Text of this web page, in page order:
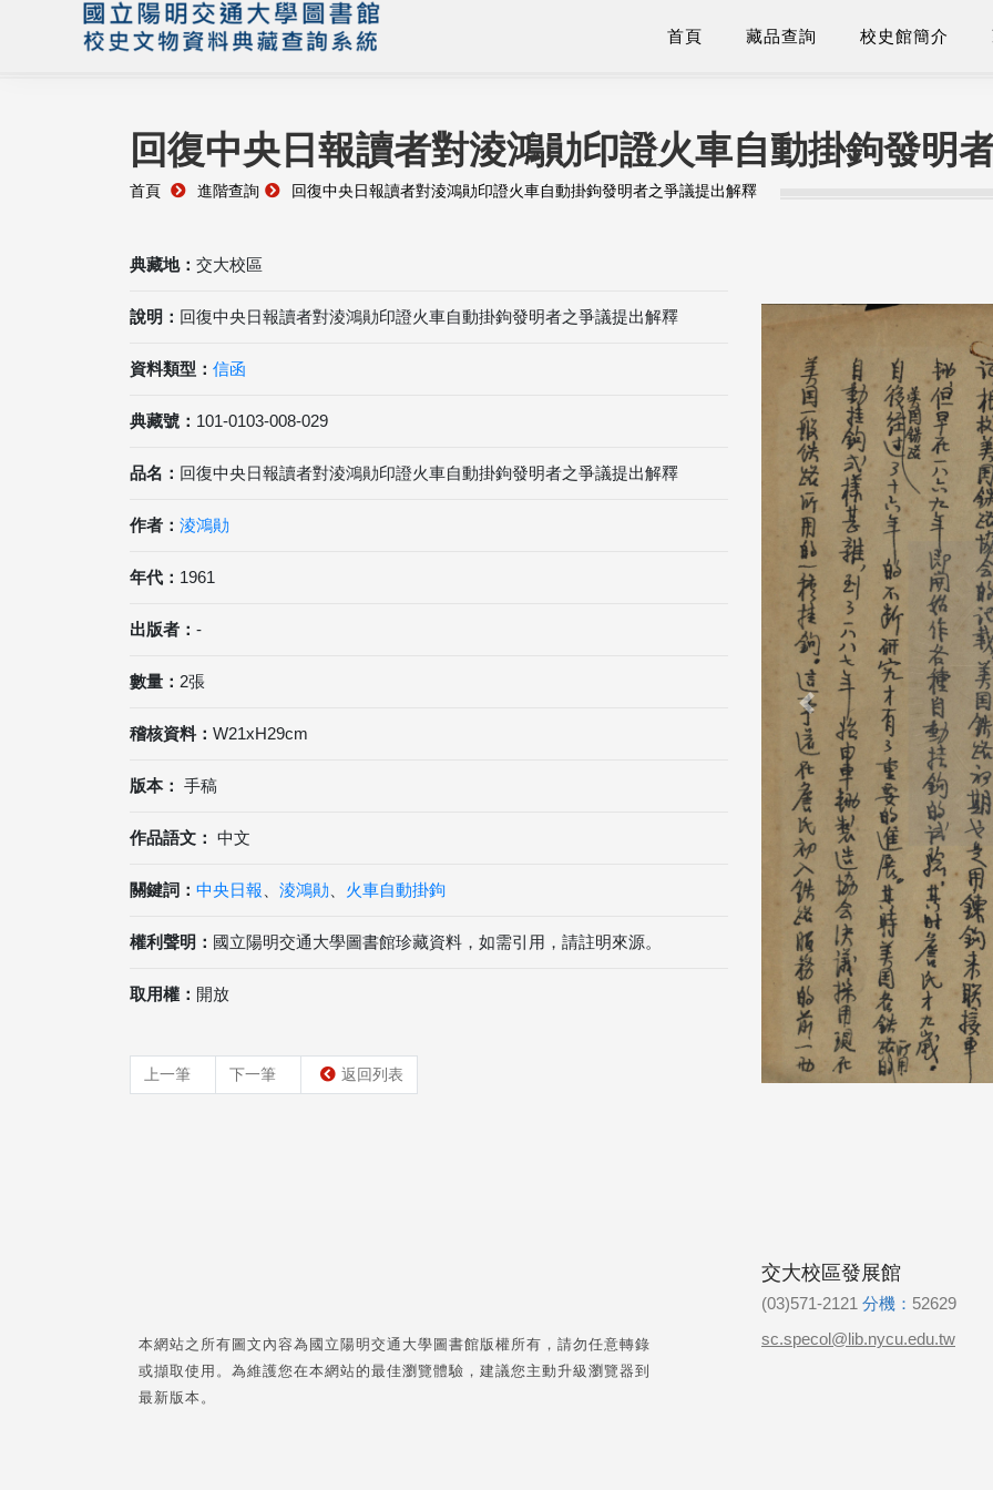
首頁 藏品查詢 校史館簡介
回復中央日報讀者對淩鴻勛印證火車自動掛鉤發明
首頁 進階查詢 回復中央日報讀者對淩鴻勛印證火車自動掛鉤發明者之爭議提出解釋
典藏地： 交大校區
說明： 回復中央日報讀者對淩鴻勛印證火車自動掛鉤發明者之爭議提出解釋
資料類型： 信函
典藏號： 101-0103-008-029
品名： 回復中央日報讀者對淩鴻勛印證火車自動掛鉤發明者之爭議提出解釋
作者： 淩鴻勛
年代： 1961
出版者： -
數量： 2張
稽核資料： W21xH29cm
版本： 手稿
作品語文： 中文
關鍵詞： 中央日報 淩鴻勛 火車自動掛鉤
權利聲明： 國立陽明交通大學圖書館珍藏資料，如需引用，請註明來源。
取用權： 開放
上一筆 下一筆 返回列表
Previous
本網站之所有圖文內容為國立陽明交通大學圖書館版權所有，請勿任意轉錄
或擷取使用。為維護您在本網站的最佳瀏覽體驗，建議您主動升級瀏覽器到
最新版本。
交大校區發展館
(03)571-2121 分機： 52629
sc.specol@lib.nycu.edu.tw